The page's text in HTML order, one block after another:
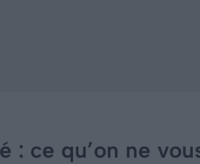
: ce qu’on ne